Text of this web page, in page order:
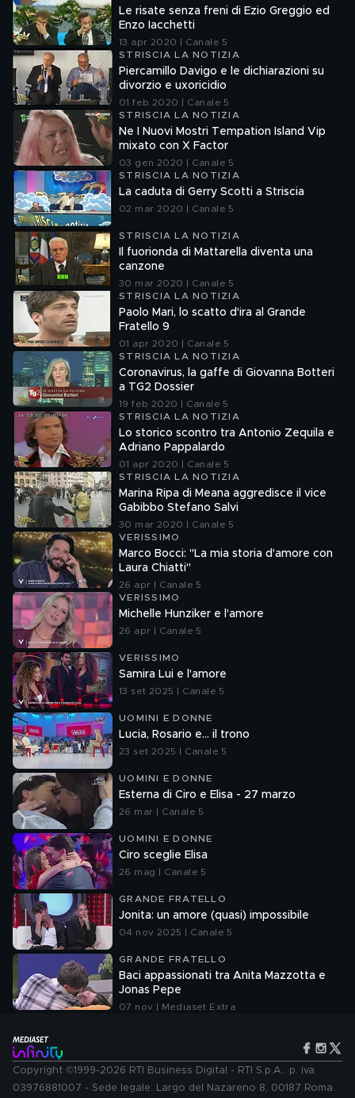
Le risate senza freni di Ezio Greggio ed
Enzo Iacchetti
13 apr 2020 | Canale 5
STRISCIA LA NOTIZIA
Piercamillo Davigo e le dichiarazioni su
divorzio e uxoricidio
01 feb 2020 | Canale 5
STRISCIA LA NOTIZIA
Ne I Nuovi Mostri Tempation Island Vip
mixato con X Factor
03 gen 2020 | Canale 5
STRISCIA LA NOTIZIA
La caduta di Gerry Scotti a Striscia
02 mar 2020 | Canale 5
STRISCIA LA NOTIZIA
Il fuorionda di Mattarella diventa una
canzone
30 mar 2020 | Canale 5
STRISCIA LA NOTIZIA
Paolo Mari, lo scatto d'ira al Grande
Fratello 9
01 apr 2020 | Canale 5
STRISCIA LA NOTIZIA
Coronavirus, la gaffe di Giovanna Botteri
a TG2 Dossier
19 feb 2020 | Canale 5
STRISCIA LA NOTIZIA
Lo storico scontro tra Antonio Zequila e
Adriano Pappalardo
01 apr 2020 | Canale 5
STRISCIA LA NOTIZIA
Marina Ripa di Meana aggredisce il vice
Gabibbo Stefano Salvi
30 mar 2020 | Canale 5
VERISSIMO
Marco Bocci: "La mia storia d'amore con
Laura Chiatti"
26 apr | Canale 5
VERISSIMO
Michelle Hunziker e l'amore
26 apr | Canale 5
VERISSIMO
Samira Lui e l'amore
13 set 2025 | Canale 5
UOMINI E DONNE
Lucia, Rosario e... il trono
23 set 2025 | Canale 5
UOMINI E DONNE
Esterna di Ciro e Elisa - 27 marzo
26 mar | Canale 5
UOMINI E DONNE
Ciro sceglie Elisa
26 mag | Canale 5
GRANDE FRATELLO
Jonita: un amore (quasi) impossibile
04 nov 2025 | Canale 5
GRANDE FRATELLO
Baci appassionati tra Anita Mazzotta e
Jonas Pepe
07 nov | Mediaset Extra
Copyright ©1999-2026 RTI Business Digital - RTI S.p.A.: p. iva
03976881007 - Sede legale: Largo del Nazareno 8, 00187 Roma.